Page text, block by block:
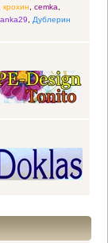
крохин, cemka,
, Дублерин